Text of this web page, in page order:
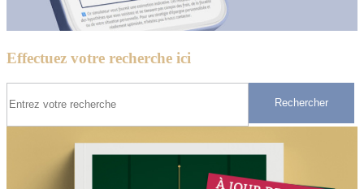
Effectuez votre recherche ici